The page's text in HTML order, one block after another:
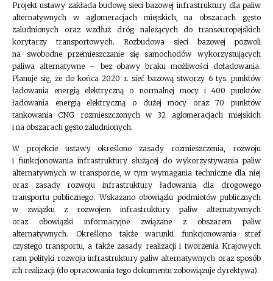
Projekt ustawy zakłada budowę sieci bazowej infrastruktury dla paliw
alternatywnych w aglomeracjach miejskich, na obszarach gęsto
zaludnionych oraz wzdłuż dróg należących do transeuropejskich
korytarzy transportowych. Rozbudowa sieci bazowej pozwoli
na swobodne przemieszczanie się samochodów wykorzystujących
paliwa alternatywne – bez obawy braku możliwości doładowania.
Planuje się, że do końca 2020 r. sieć bazową stworzy 6 tys. punktów
ładowania energią elektryczną o normalnej mocy i 400 punktów
ładowania energią elektryczną o dużej mocy oraz 70 punktów
tankowania CNG rozmieszczonych w 32 aglomeracjach miejskich
i na obszarach gęsto zaludnionych.
W projekcie ustawy określono zasady rozmieszczenia, rozwoju
i funkcjonowania infrastruktury służącej do wykorzystywania paliw
alternatywnych w transporcie, w tym wymagania techniczne dla niej
oraz zasady rozwoju infrastruktury ładowania dla drogowego
transportu publicznego. Wskazano obowiązki podmiotów publicznych
w związku z rozwojem infrastruktury paliw alternatywnych
oraz obowiązki informacyjne związane z obszarem paliw
alternatywnych. Określono także warunki funkcjonowania stref
czystego transportu, a także zasady realizacji i tworzenia Krajowych
ram polityki rozwoju infrastruktury paliw alternatywnych oraz sposób
ich realizacji (do opracowania tego dokumentu zobowiązuje dyrektywa).